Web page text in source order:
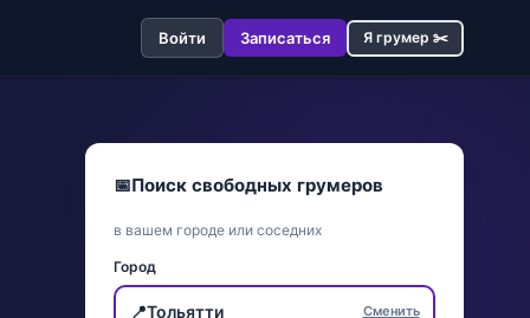
Войти Записаться Я грумер ✂️
📅Поиск свободных грумеров
в вашем городе или соседних
Город
📍Тольятти Сменить